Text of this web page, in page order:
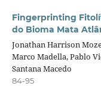
Fingerprinting
do Bioma Mata
Jonathan Harrison
Marco Madella, Pablo
Santana Macedo
84-95